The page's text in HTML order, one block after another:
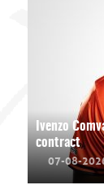
Ivenzo
contract
07-08-